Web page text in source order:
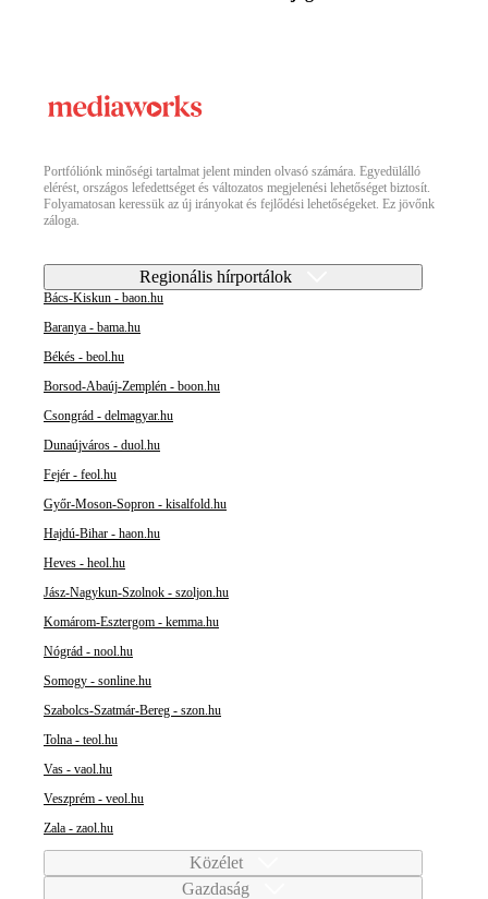
Portfóliónk minőségi tartalmat jelent minden olvasó számára. Egyedülálló
elérést, országos lefedettséget és változatos megjelenési lehetőséget biztosít.
Folyamatosan keressük az új irányokat és fejlődési lehetőségeket. Ez jövőnk
záloga.
Regionális hírportálok
Bács-Kiskun - baon.hu
Baranya - bama.hu
Békés - beol.hu
Borsod-Abaúj-Zemplén - boon.hu
Csongrád - delmagyar.hu
Dunaújváros - duol.hu
Fejér - feol.hu
Győr-Moson-Sopron - kisalfold.hu
Hajdú-Bihar - haon.hu
Heves - heol.hu
Jász-Nagykun-Szolnok - szoljon.hu
Komárom-Esztergom - kemma.hu
Nógrád - nool.hu
Somogy - sonline.hu
Szabolcs-Szatmár-Bereg - szon.hu
Tolna - teol.hu
Vas - vaol.hu
Veszprém - veol.hu
Zala - zaol.hu
Közélet
Gazdaság